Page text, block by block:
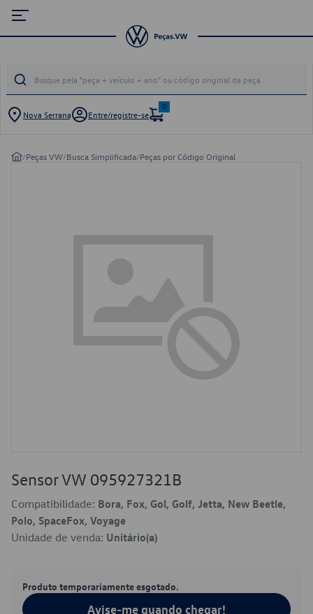
Nova Serrana Entre/registre-se
0
/Peças VW/Busca Simplificada/Peças por Código Original
Sensor VW 095927321B
Compatibilidade: Bora, Fox, Gol, Golf, Jetta, New Beetle,
Polo, SpaceFox, Voyage
Unidade de venda: Unitário(a)
Produto temporariamente esgotado.
Avise-me quando chegar!